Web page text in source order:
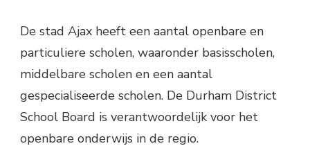
De stad Ajax heeft een aantal openbare en
particuliere scholen, waaronder basisscholen,
middelbare scholen en een aantal
gespecialiseerde scholen. De Durham District
School Board is verantwoordelijk voor het
openbare onderwijs in de regio.